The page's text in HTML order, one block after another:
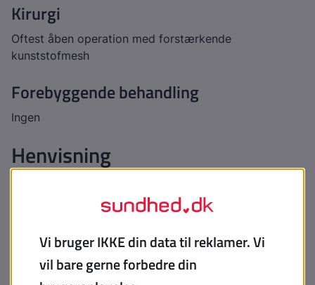
Kirurgi
Oftest åben operation med forstærkende
kunststofmesh
Forebyggende behandling
Ingen
Henvisning
klinisk påvist hernie eller mistanke om samme - evt.
kliniske undersøgelse
Patient med negativ kllinisk undersøgelse og evt.
negativ ultralyd, men positiv anamnese med